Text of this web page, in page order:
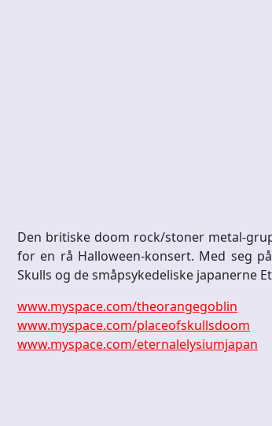
Den britiske doom rock/stoner metal-
for en rå Halloween-konsert. Med seg
Skulls og de småpsykedeliske japanerne
www.myspace.com/theorangegoblin
www.myspace.com/placeofskullsdoom
www.myspace.com/eternalelysiumjapan